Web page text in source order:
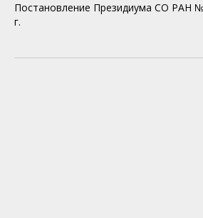
Постановление Президиума СО РАН
г.